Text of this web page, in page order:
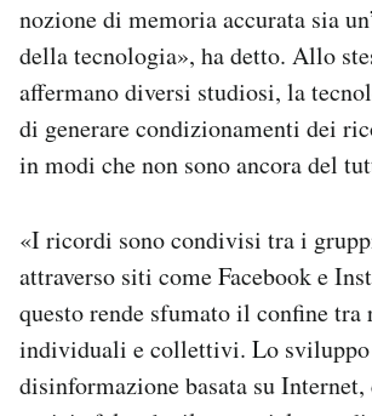
nozione di memoria accurata sia
della tecnologia», ha detto. Allo
affermano diversi studiosi, la
di generare condizionamenti dei
in modi che non sono ancora del
«I ricordi sono condivisi tra i
attraverso siti come Facebook e
questo rende sfumato il confine
individuali e collettivi. Lo
disinformazione basata su